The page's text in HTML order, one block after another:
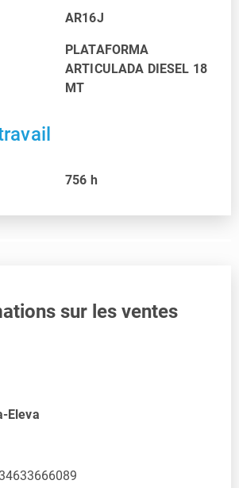
AR16J
PLATAFORMA
ARTICULADA DIESEL 18
MT
756 h
sur les ventes
Eleva